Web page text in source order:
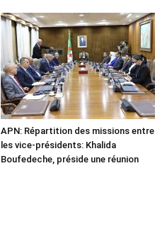
APN: Répartition des missions entre
les vice-présidents: Khalida
Boufedeche, préside une réunion